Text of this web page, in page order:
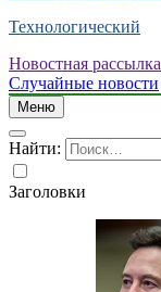
Технологический
Новостная рассылка
Случайные новости
Меню
Найти:
Заголовки